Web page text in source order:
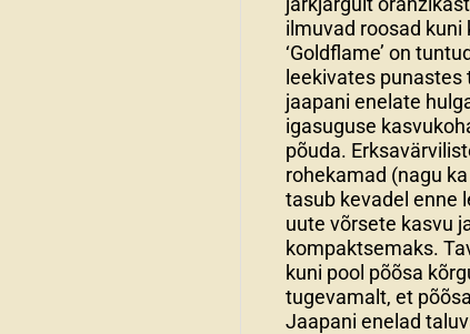
ilmuvad roosad
‘Goldflame’ on
leekivates
jaapani enelate
igasuguse
põuda.
rohekamad (nagu ka
tasub kevadel enne
uute võrsete kasvu
kompaktsemaks.
kuni pool põõsa
tugevamalt, et
Jaapani enelad